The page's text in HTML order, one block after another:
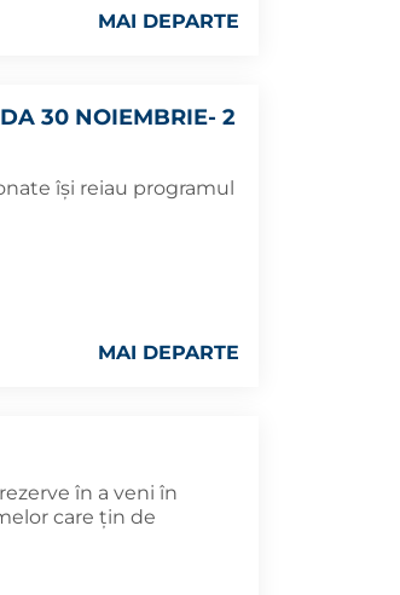
MAI DEPARTE
30 NOIEMBRIE- 2
își reiau programul
MAI DEPARTE
în a veni în
care țin de